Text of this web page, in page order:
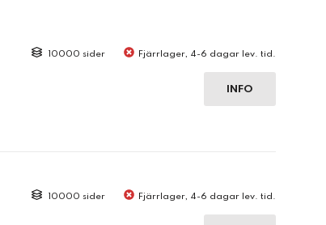
10000 sider Fjärrlager, 4-6 dagar lev. tid.
INFO
10000 sider Fjärrlager, 4-6 dagar lev. tid.